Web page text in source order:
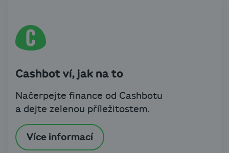
Cashbot ví, jak na to
Načerpejte finance od Cashbotu
a dejte zelenou příležitostem.
Více informací